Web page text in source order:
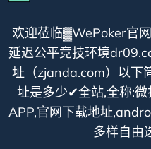
欢迎莅临▓WePoker官
延迟公平竞技环境
址（zjanda.com）以下
址是多少✔全站,全称:
APP,官网下载地址
多样自由